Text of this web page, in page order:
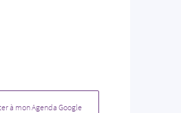
à mon Agenda Google